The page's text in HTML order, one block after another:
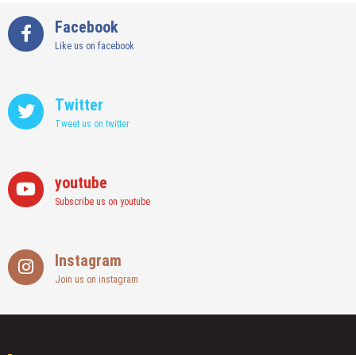
Facebook
Like us on facebook
Twitter
Tweet us on twitter
youtube
Subscribe us on youtube
Instagram
Join us on instagram